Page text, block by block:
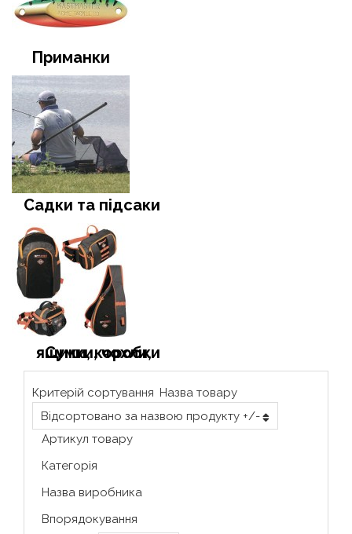
Приманки
Садки та підсаки
Сумки, чохли, ящики, коробки
Критерій сортування
Відсортовано за назвою продукту +/-
Назва товару
Артикул товару
Категорія
Назва виробника
Впорядокування